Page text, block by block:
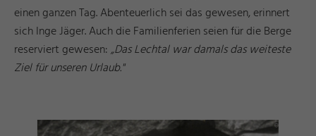
einen ganzen Tag. Abenteuerlich sei das gewesen, erinnert
sich Inge Jäger. Auch die Familienferien seien für die Berge
reserviert gewesen:„Das Lechtal war damals das weiteste
Ziel für unseren Urlaub."
g
©
ü
s
s
e
n
T
o
ri
s
m
u
u
n
M
k
e
ti
n